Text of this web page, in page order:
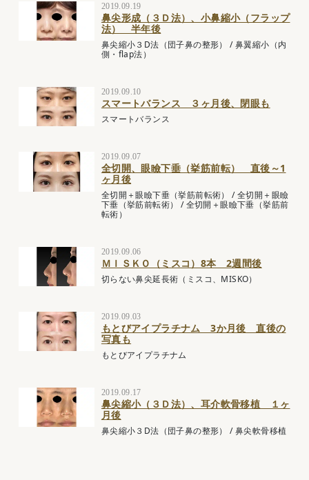
2019.09.19
鼻尖形成（３Ｄ法）、小鼻縮小（フラップ
法） 半年後
鼻尖縮小３D法（団子鼻の整形） /鼻翼縮小（内
側・flap法）
2019.09.10
スマートバランス ３ヶ月後、閉眼も
スマートバランス
2019.09.07
全切開、眼瞼下垂（挙筋前転） 直後～1
ヶ月後
全切開＋眼瞼下垂（挙筋前転術） /全切開＋眼瞼
下垂（挙筋前転術）
/全切開＋眼瞼下垂（挙筋前
転術）
2019.09.06
ＭＩＳＫＯ（ミスコ）8本 2週間後
切らない鼻尖延長術（ミスコ、MISKO）
2019.09.03
もとびアイプラチナム 3か月後 直後の
写真も
もとびアイプラチナム
2019.09.17
鼻尖縮小（３Ｄ法）、耳介軟骨移植 １ヶ
月後
鼻尖縮小３D法（団子鼻の整形） /鼻尖軟骨移植